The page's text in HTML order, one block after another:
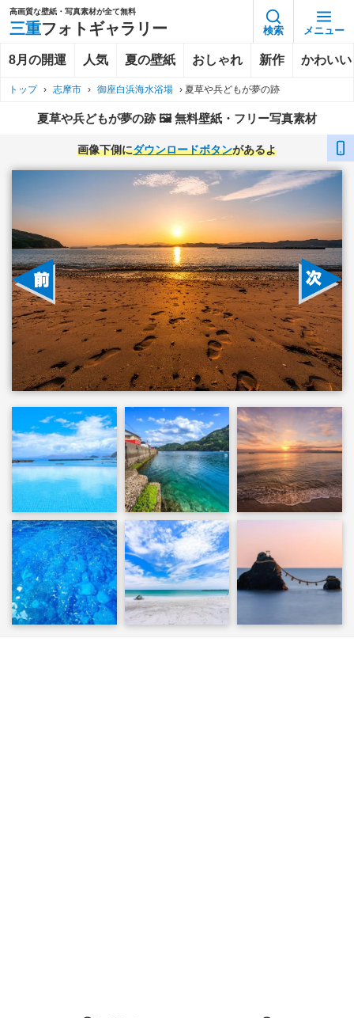
高画質な壁紙・写真素材が全て無料
三重フォトギャラリー 検索 メニュー
8月の開運 人気 夏の壁紙 おしゃれ 新作 かわいい
トップ › 志摩市 › 御座白浜海水浴場 › 夏草や兵どもが夢の跡
夏草や兵どもが夢の跡 🖼️ 無料壁紙・フリー写真素材
画像下側にダウンロードボタンがあるよ